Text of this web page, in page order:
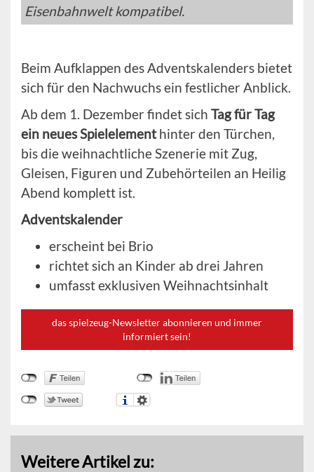
Eisenbahnwelt kompatibel.
Beim Aufklappen des Adventskalenders bietet
sich für den Nachwuchs ein festlicher Anblick.
Ab dem 1. Dezember findet sich Tag für Tag
ein neues Spielelementhinter den Türchen,
bis die weihnachtliche Szenerie mit Zug,
Gleisen, Figuren und Zubehörteilen an Heilig
Abend komplett ist.
Adventskalender
erscheint bei Brio
richtet sich an Kinder ab drei Jahren
umfasst exklusiven Weihnachtsinhalt
das spielzeug-Newsletter abonnieren und immer
informiert sein!
Weitere Artikel zu: